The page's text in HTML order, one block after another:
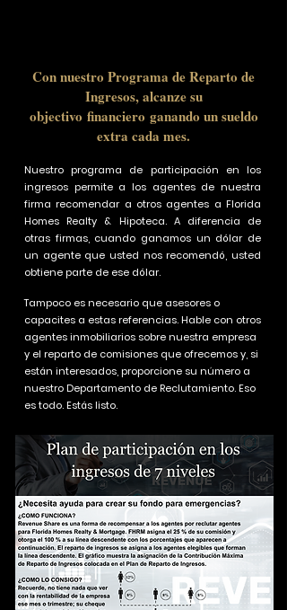
Con nuestro Programa de Reparto de
Ingresos, alcanze su
objectivo financiero ganando un sueldo
extra cada mes.
Nuestro programa de participación en los
ingresos permite a los agentes de nuestra
firma recomendar a otros agentes a Florida
Homes Realty & Hipoteca. A diferencia de
otras firmas, cuando ganamos un dólar de
un agente que usted nos recomendó, usted
obtiene parte de ese dólar.
Tampoco es necesario que asesores o
capacites a estas referencias. Hable con otros
agentes inmobiliarios sobre nuestra empresa
y el reparto de comisiones que ofrecemos y, si
están interesados, proporcione su número a
nuestro Departamento de Reclutamiento. Eso
es todo. Estás listo.